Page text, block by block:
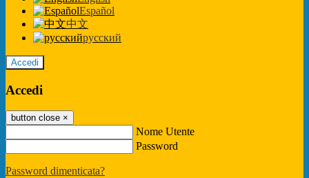
Español
中文
русский
Accedi
Accedi
button close ×
Nome Utente
Password
Password dimenticata?